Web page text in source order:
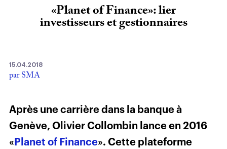
«Planet of Finance»: lier
investisseurs et gestionnaires
15.04.2018
par SMA
Après une carrière dans la banque à
Genève, Olivier Collombin lance en 2016
« Planet of Finance». Cette plateforme